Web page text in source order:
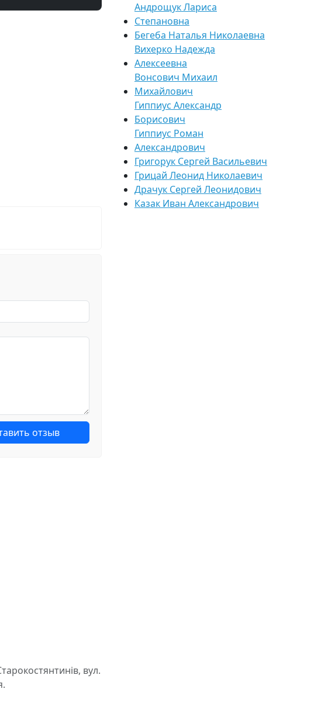
отзыв
вул.
Андрощук Лариса
Степановна
Бегеба Наталья Николаевна
Вихерко Надежда
Алексеевна
Вонсович Михаил
Михайлович
Гиппиус Александр
Борисович
Гиппиус Роман
Александрович
Григорук Сергей Васильевич
Грицай Леонид Николаевич
Драчук Сергей Леонидович
Казак Иван Александрович